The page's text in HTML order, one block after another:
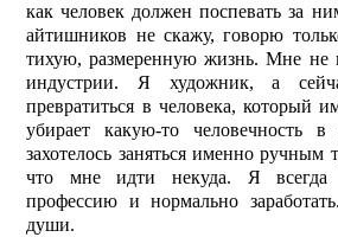
как человек должен поспевать за
айтишников не скажу, говорю
тихую, размеренную жизнь. Мне не
индустрии. Я художник, а
превратиться в человека, который
убирает какую-то человечность
захотелось заняться именно ручным
что мне идти некуда. Я всегда
профессию и нормально
души.